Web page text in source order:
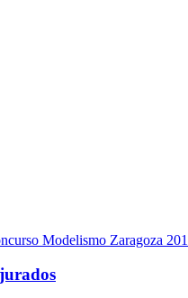
Modelismo Zaragoza